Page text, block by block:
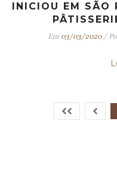
INICIOU EM SÃO
Em 03/03/2020/